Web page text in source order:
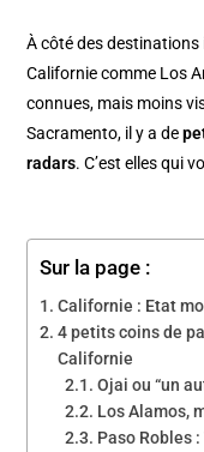
À côté des destinations
Californie comme Los
connues, mais moins
Sacramento, il y a de
radars. C’est elles qui
Sur la page :
Californie : Etat
4 petits coins de
Californie
Ojai ou “un
Los Alamos,
Paso Robles